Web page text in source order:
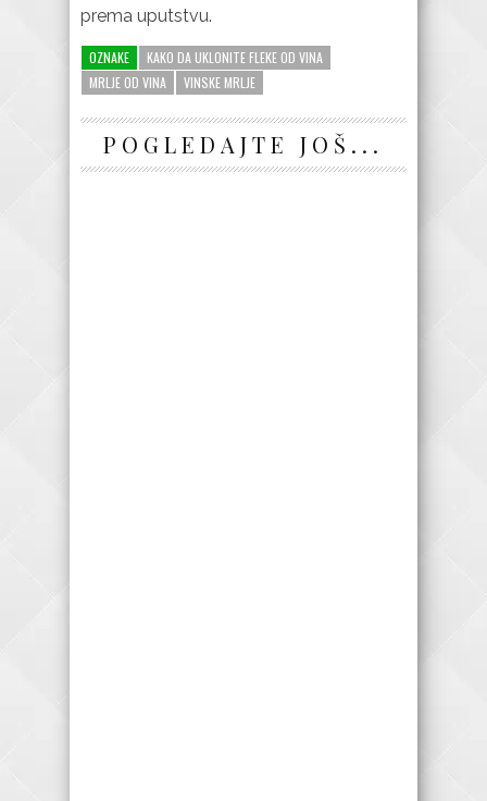
prema uputstvu.
OZNAKE
KAKO DA UKLONITE FLEKE OD VINA
MRLJE OD VINA
VINSKE MRLJE
POGLEDAJTE JOŠ...